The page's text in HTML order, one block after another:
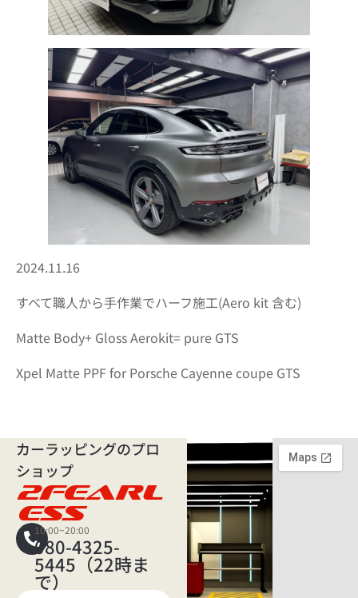
2024.11.16
すべて職人から手作業でハーフ施工(Aero kit 含む)
Matte Body+ Gloss Aerokit= pure GTS
Xpel Matte PPF for Porsche Cayenne coupe GTS
カーラッピングのプロ
ショップ
2FEARL
ESS
10:00~20:00
080-4325-
5445（22時ま
で）